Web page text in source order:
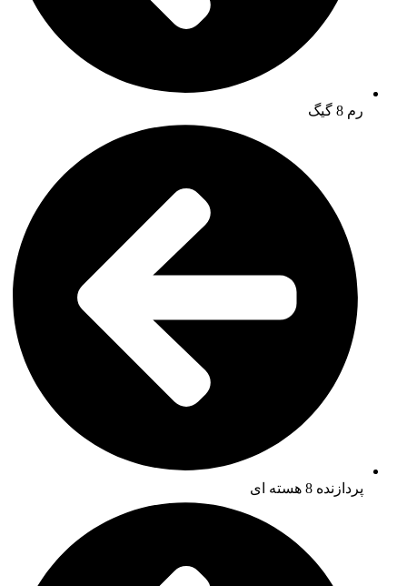
رم 8 گیگ
پردازنده 8 هسته ای